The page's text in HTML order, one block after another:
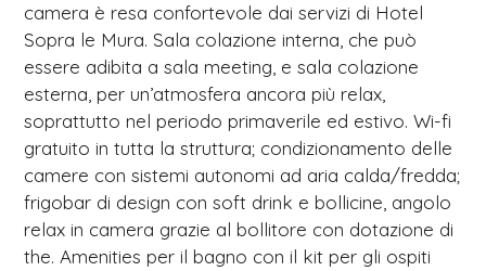
camera è resa confortevole dai servizi di Hotel
Sopra le Mura. Sala colazione interna, che può
essere adibita a sala meeting, e sala colazione
esterna, per un’atmosfera ancora più relax,
soprattutto nel periodo primaverile ed estivo. Wi-fi
gratuito in tutta la struttura; condizionamento delle
camere con sistemi autonomi ad aria calda/fredda;
frigobar di design con soft drink e bollicine, angolo
relax in camera grazie al bollitore con dotazione di
the. Amenities per il bagno con il kit per gli ospiti